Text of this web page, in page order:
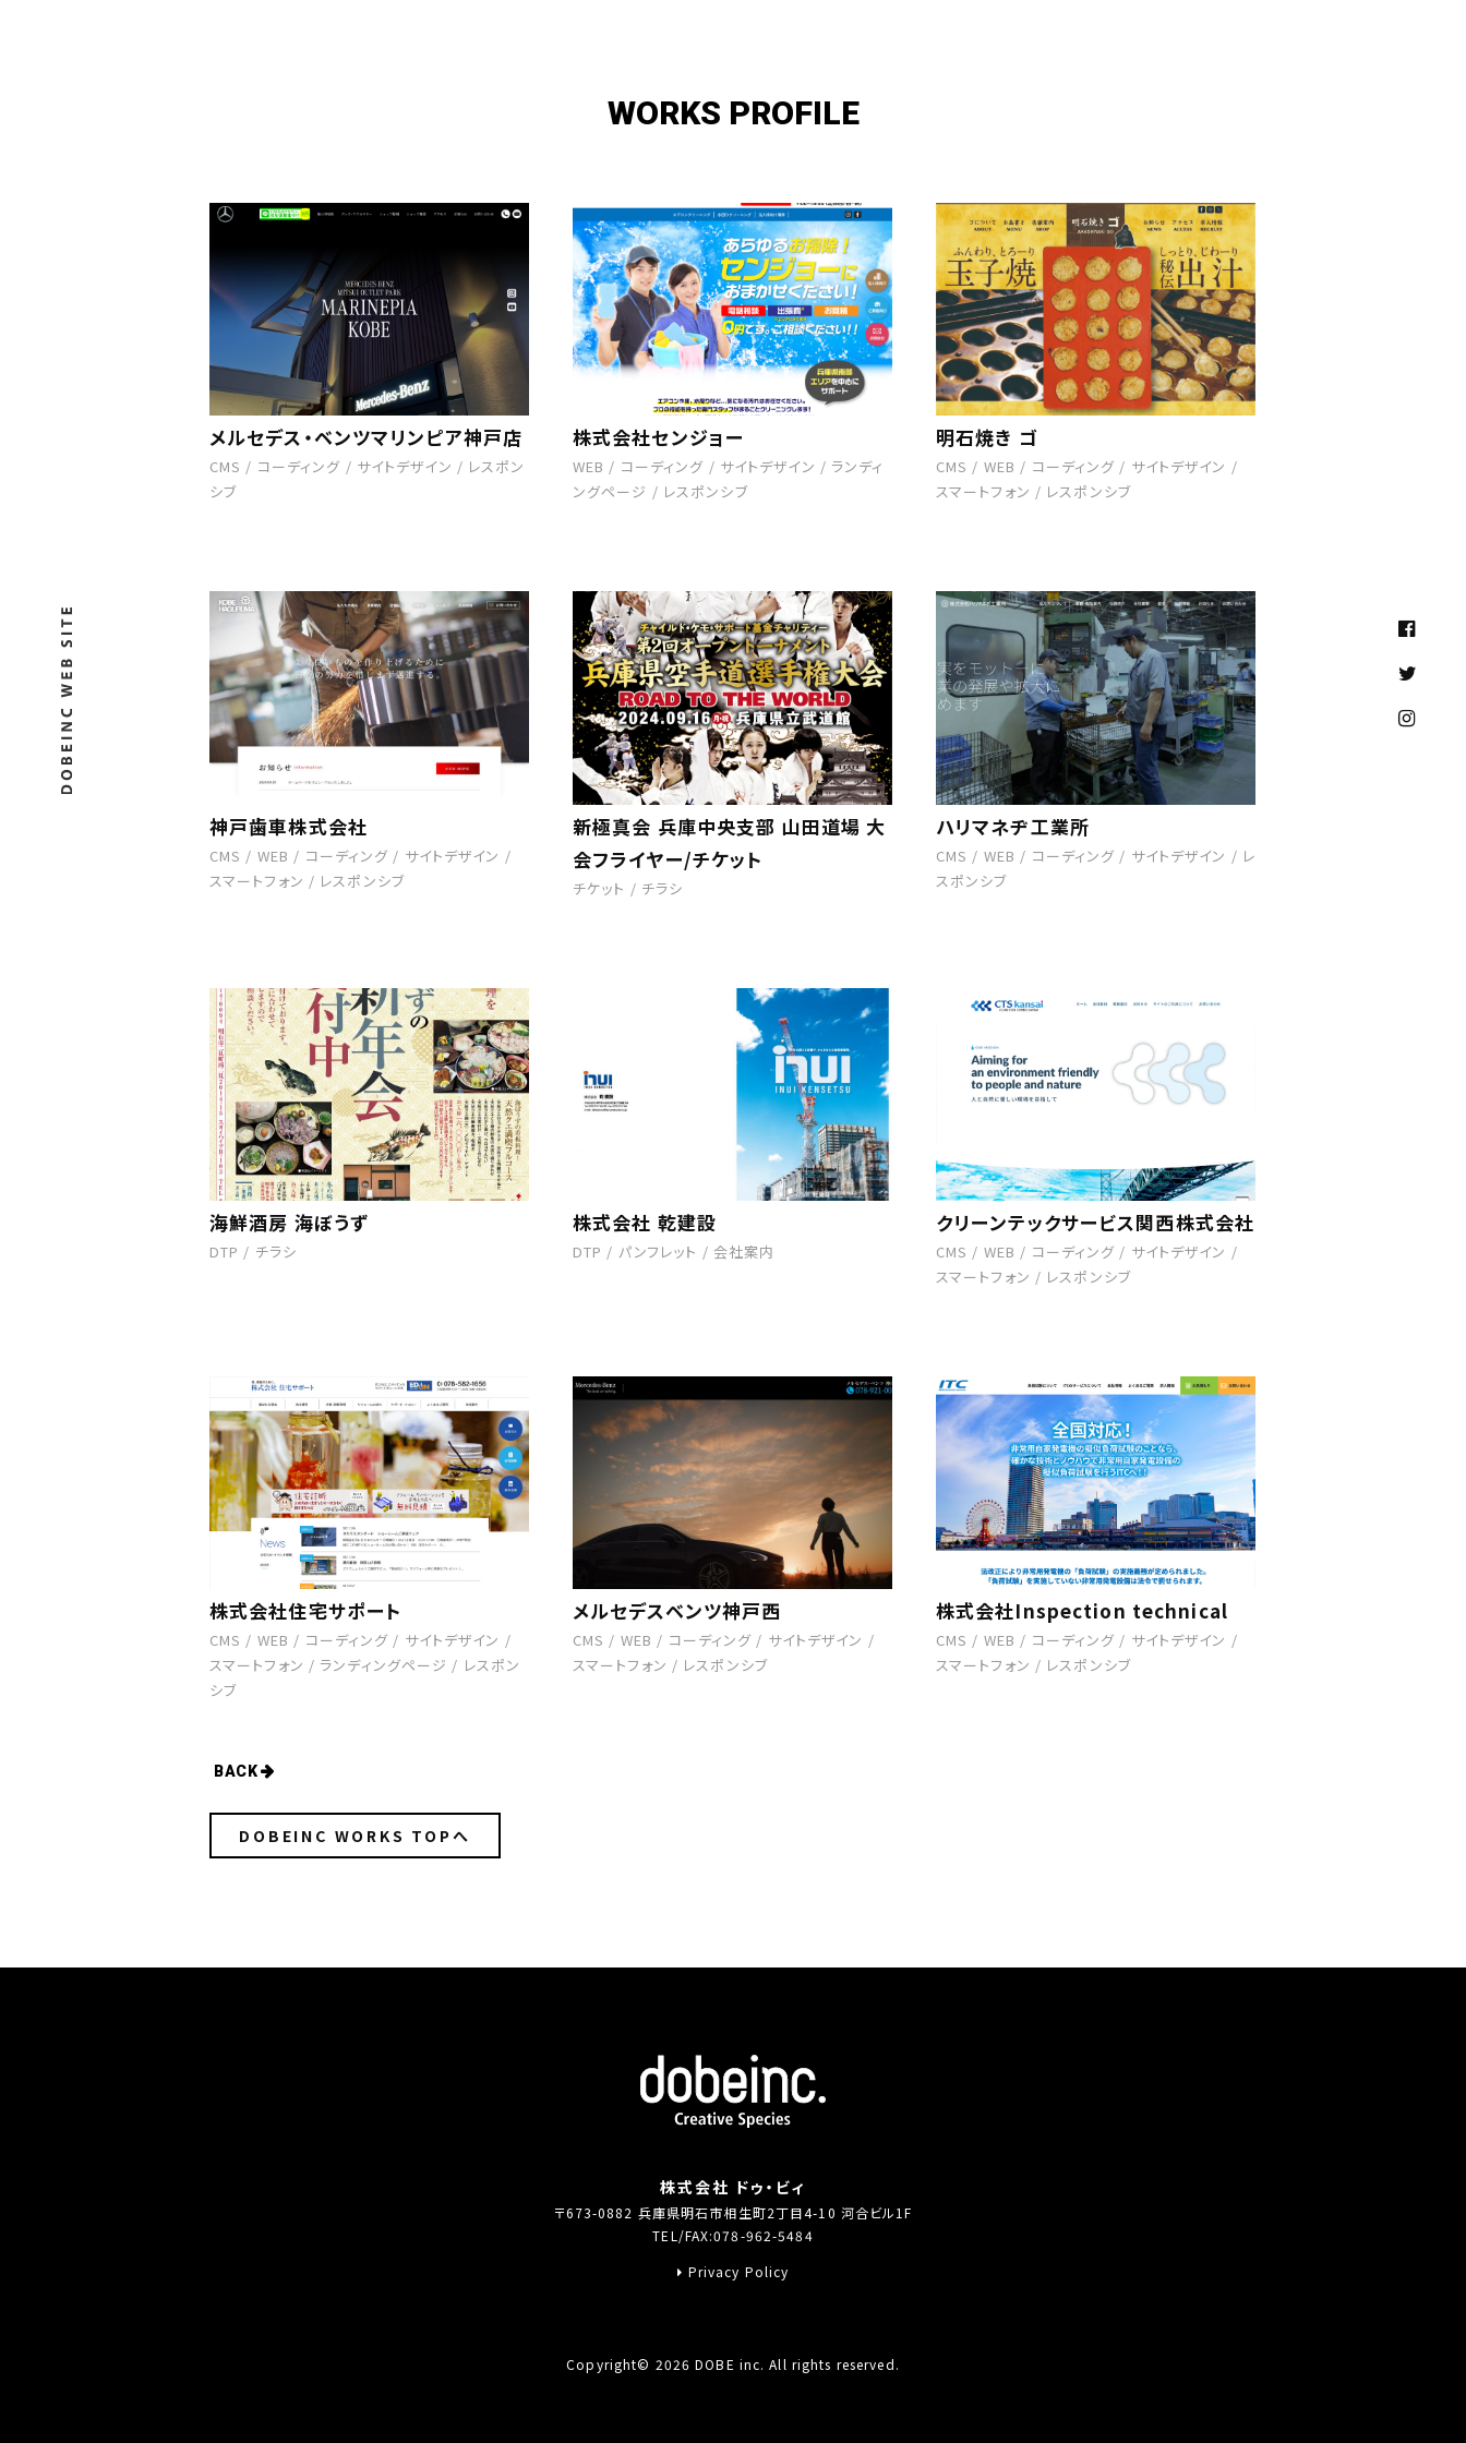
WORKS PROFILE
メルセデス・ベンツマリンピア神戸店
CMS / コーディング / サイトデザイン / レスポン
シブ
株式会社センジョー
WEB / コーディング / サイトデザイン / ランディ
ングページ / レスポンシブ
明石焼き ゴ
CMS / WEB / コーディング / サイトデザイン /
スマートフォン / レスポンシブ
神戸歯車株式会社
CMS / WEB / コーディング / サイトデザイン /
スマートフォン / レスポンシブ
新極真会 兵庫中央支部 山田道場 大
会フライヤー/チケット
チケット / チラシ
ハリマネヂ工業所
CMS / WEB / コーディング / サイトデザイン / レ
スポンシブ
海鮮酒房 海ぼうず
DTP / チラシ
株式会社 乾建設
DTP / パンフレット / 会社案内
クリーンテックサービス関西株式会社
CMS / WEB / コーディング / サイトデザイン /
スマートフォン / レスポンシブ
株式会社住宅サポート
CMS / WEB / コーディング / サイトデザイン /
スマートフォン / ランディングページ / レスポン
シブ
メルセデスベンツ神戸西
CMS / WEB / コーディング / サイトデザイン /
スマートフォン / レスポンシブ
株式会社Inspection technical
CMS / WEB / コーディング / サイトデザイン /
スマートフォン / レスポンシブ
BACK
DOBEINC WORKS TOPへ
株式会社 ドゥ・ビィ
〒673-0882 兵庫県明石市相生町2丁目4-10 河合ビル1F
TEL/FAX:078-962-5484
Privacy Policy
Copyright© 2026 DOBE inc. All rights reserved.